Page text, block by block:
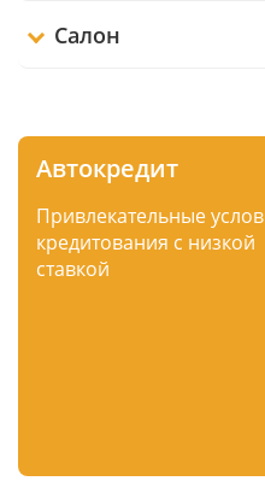
Салон
Автокредит
Привлекательные
кредитования с низкой
ставкой